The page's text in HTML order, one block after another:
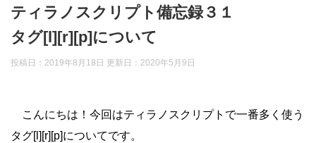
ティラノスクリプト備忘録３１
タグ[l][r][p]について
投稿日：2019年8月18日 更新日： 2020年5月9日
こんにちは！今回はティラノスクリプトで一番多く使う
タグ[l][r][p]についてです。